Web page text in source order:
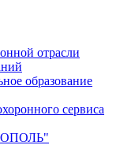
отрасли
образование
сервиса